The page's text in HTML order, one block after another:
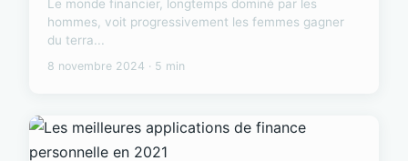
Le monde financier, longtemps dominé par les
hommes, voit progressivement les femmes gagner
du terra...
8 novembre 2024 · 5 min